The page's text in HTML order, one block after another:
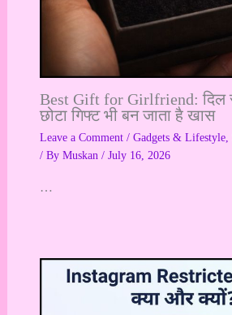
Best Gift for Girlfriend: दिल से
छोटा गिफ्ट भी बन जाता है खास
Leave a Comment / Gadgets & Lifestyle,
/ By Muskan / July 16, 2026
…